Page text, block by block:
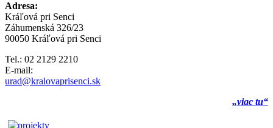
Adresa:
Kráľová pri Senci
Záhumenská 326/23
90050 Kráľová pri Senci
Tel.: 02 2129 2210
E-mail:
urad@kralovaprisenci.sk
„viac tu“